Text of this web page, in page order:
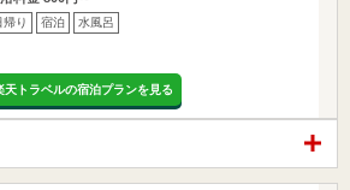
帰り 宿泊 水風呂
天トラベルの宿泊プランを見る